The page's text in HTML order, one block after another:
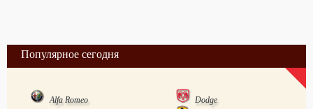
Популярное сегодня
Alfa Romeo
Dodge